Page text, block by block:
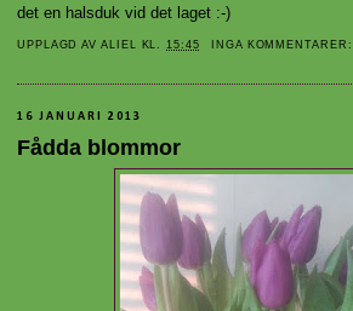
det en halsduk vid det laget :-)
UPPLAGD AVALIEL KL.15:45 INGA KOMMENTARER:
16 JANUARI 2013
Fådda blommor